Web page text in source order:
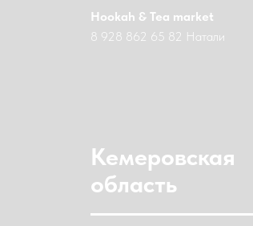
Hookah & Tea market
8 928 862 65 82 Натали
Кемеровская
область